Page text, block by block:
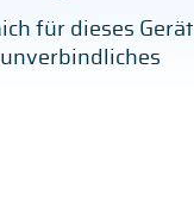
für dieses Gerät